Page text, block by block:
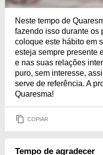
Neste tempo de
fazendo isso durante os
coloque este hábito em
esteja sempre presente
e nas suas relações
puro, sem interesse,
serve de referência. A
Quaresma!
COPIAR
Tempo de agradecer